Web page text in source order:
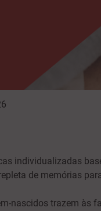
individualizadas
de memórias
nascidos trazem às